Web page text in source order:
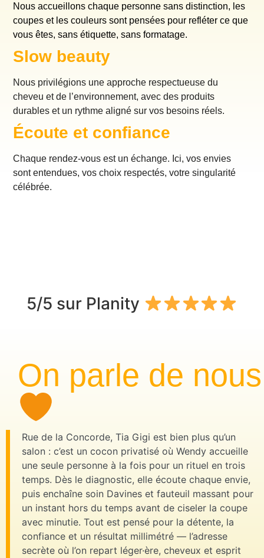
Nous accueillons chaque personne sans distinction, les
coupes et les couleurs sont pensées pour refléter ce que
vous êtes, sans étiquette, sans formatage.
Slow beauty
Nous privilégions une approche respectueuse du
cheveu et de l’environnement, avec des produits
durables et un rythme aligné sur vos besoins réels.
Écoute et confiance
Chaque rendez-vous est un échange. Ici, vos envies
sont entendues, vos choix respectés, votre singularité
célébrée.
5/5 sur Planity
On parle de nous
Rue de la Concorde, Tia Gigi est bien plus qu’un
salon : c’est un cocon privatisé où Wendy accueille
une seule personne à la fois pour un rituel en trois
temps. Dès le diagnostic, elle écoute chaque envie,
puis enchaîne soin Davines et fauteuil massant pour
un instant hors du temps avant de ciseler la coupe
avec minutie. Tout est pensé pour la détente, la
confiance et un résultat millimétré — l’adresse
secrète où l’on repart léger·ère, cheveux et esprit